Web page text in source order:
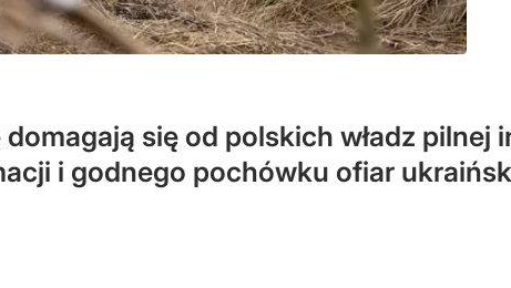
się od polskich władz pilnej
i godnego pochówku ofiar